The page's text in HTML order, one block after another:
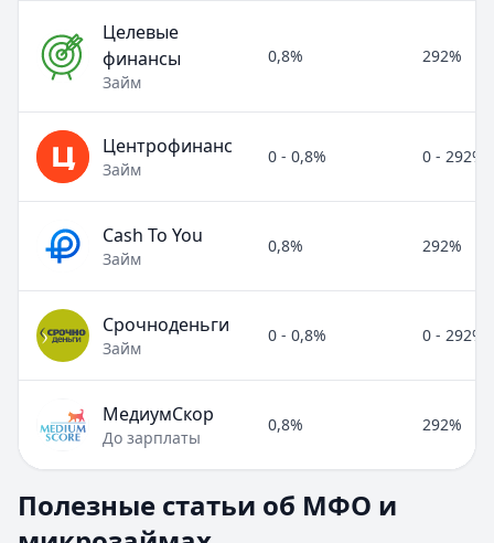
Целевые
финансы
Займ
0,8% 292%
Центрофинанс
Займ
0 - 0,8% 0 - 292%
Cash To You
Займ
0,8% 292%
Срочноденьги
Займ
0 - 0,8% 0 - 292%
МедиумСкор
До зарплаты
0,8% 292%
Раздел:МФО и микрозаймы. Всего статей: 8.
Займ под расписку
Полезные статьи об МФО и